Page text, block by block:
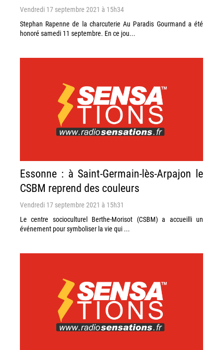
Vendredi 17 septembre 2021 à 15h34
Stephan Rapenne de la charcuterie Au Paradis Gourmand a été
honoré samedi 11 septembre. En ce jou...
Essonne : à Saint-Germain-lès-Arpajon le
CSBM reprend des couleurs
Vendredi 17 septembre 2021 à 15h31
Le centre socioculturel Berthe-Morisot (CSBM) a accueilli un
événement pour symboliser la vie qui ...